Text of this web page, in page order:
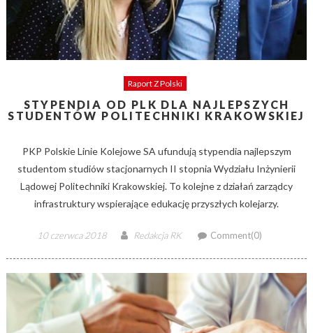
Raport Z Polski
STYPENDIA OD PLK DLA NAJLEPSZYCH
STUDENTÓW POLITECHNIKI KRAKOWSKIEJ
PKP Polskie Linie Kolejowe SA ufundują stypendia najlepszym
studentom studiów stacjonarnych II stopnia Wydziału Inżynierii
Lądowej Politechniki Krakowskiej. To kolejne z działań zarządcy
infrastruktury wspierające edukację przyszłych kolejarzy.
Posted
10 czerwca 2018 Author
Redakcja RK Comment(0)